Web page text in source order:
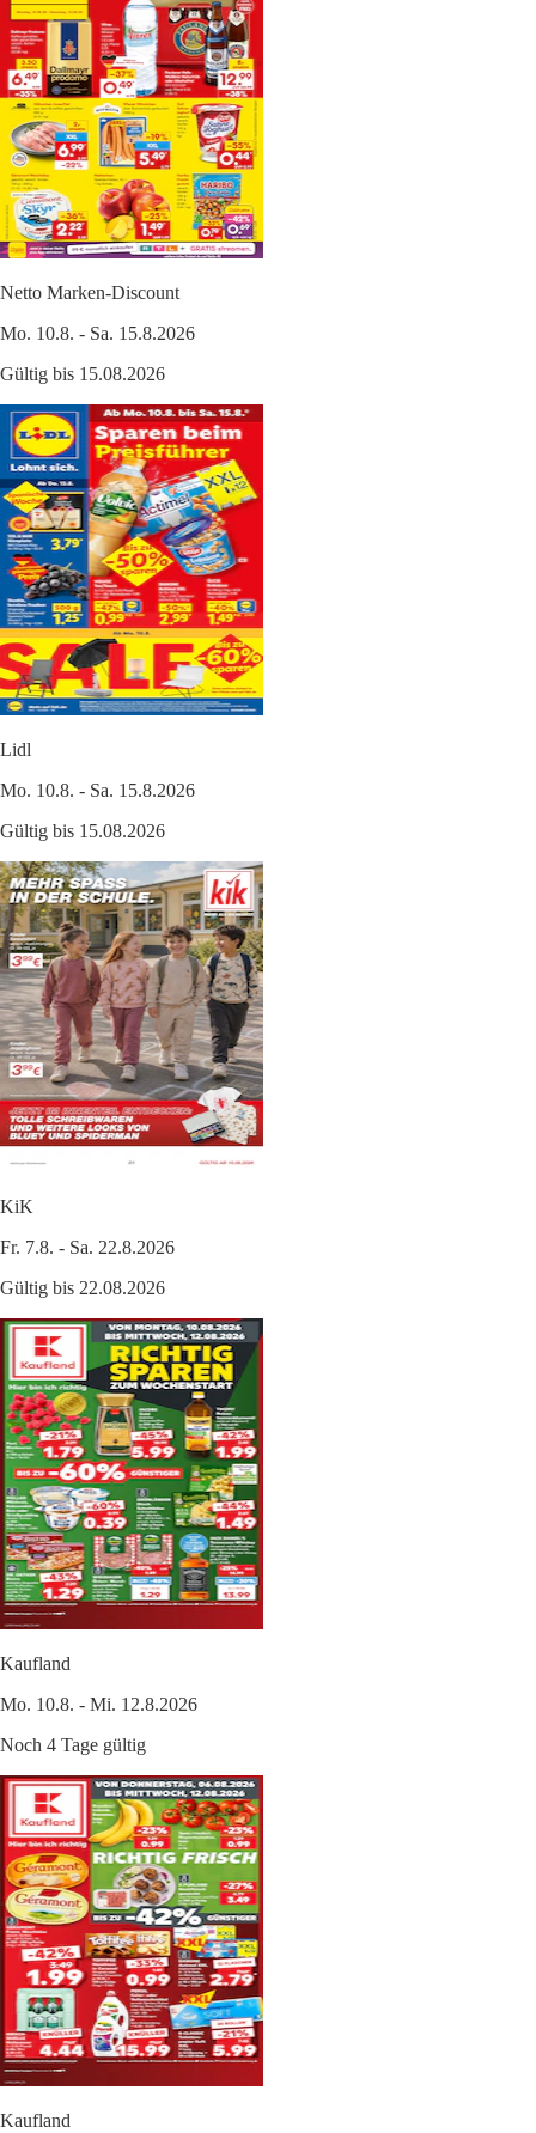
Netto Marken-Discount
Mo. 10.8. - Sa. 15.8.2026
Gültig bis 15.08.2026
Lidl
Mo. 10.8. - Sa. 15.8.2026
Gültig bis 15.08.2026
KiK
Fr. 7.8. - Sa. 22.8.2026
Gültig bis 22.08.2026
Kaufland
Mo. 10.8. - Mi. 12.8.2026
Noch 4 Tage gültig
Kaufland